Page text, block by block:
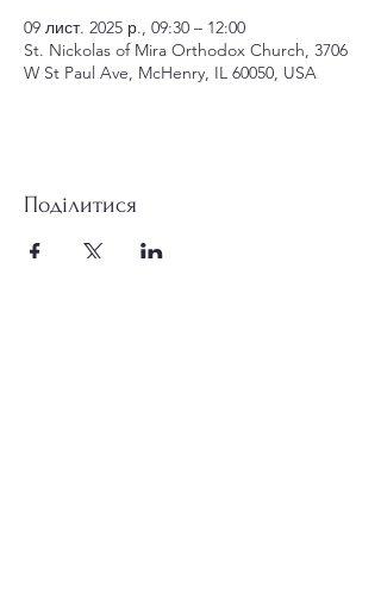
09 лист. 2025 р., 09:30 – 12:00
St. Nickolas of Mira Orthodox Church, 3706
W St Paul Ave, McHenry, IL 60050, USA
Поділитися